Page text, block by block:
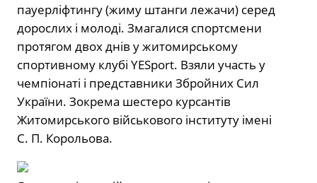
пауерліфтингу (жиму штанги лежачи) серед
дорослих і молоді. Змагалися спортсмени
протягом двох днів у житомирському
спортивному клубі YESport. Взяли участь у
чемпіонаті і представники Збройних Сил
України. Зокрема шестеро курсантів
Житомирського військового інституту імені
С. П. Корольова.